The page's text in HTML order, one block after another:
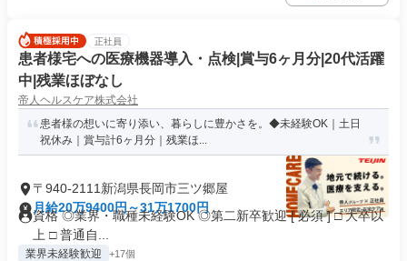
正社員
患者様宅への医療機器導入・点検|賞与6ヶ月分|20代活躍
中|残業ほぼなし
帝人ヘルスケア株式会社
患者様の想いに寄り添い、暮らしに豊かさを。◆未経験OK｜土日
祝休み｜賞与計6ヶ月分｜残業ほ...
〒940-2111新潟県長岡市三ツ郷屋
月給20万9400円～31万1700円
資格 ◎業界・職種未経験OK ◎第二新卒歓迎 [ 必須 ] □ 大卒以
上 □ 普通自...
業界未経験歓迎 +17個